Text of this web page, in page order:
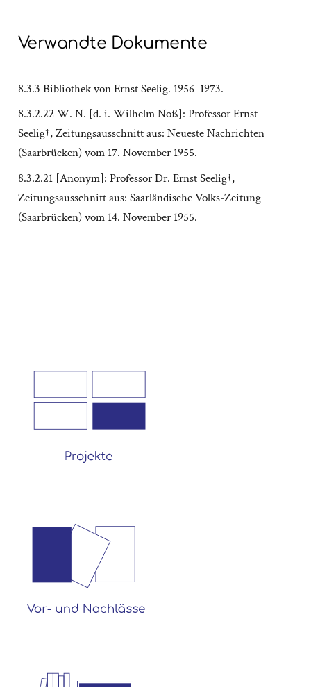
Verwandte Dokumente
8.3.3 Bibliothek von Ernst Seelig. 1956–1973.
8.3.2.22 W. N. [d. i. Wilhelm Noß]: Professor Ernst
Seelig†, Zeitungsausschnitt aus: Neueste Nachrichten
(Saarbrücken) vom 17. November 1955.
8.3.2.21 [Anonym]: Professor Dr. Ernst Seelig†,
Zeitungsausschnitt aus: Saarländische Volks-Zeitung
(Saarbrücken) vom 14. November 1955.